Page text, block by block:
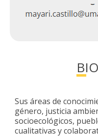
Sus áreas de
género, justicia
socioecológicos,
cualitativas y